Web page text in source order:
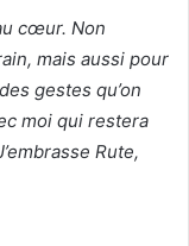
cœur. Non
mais aussi pour
gestes qu’on
moi qui restera
Rute,